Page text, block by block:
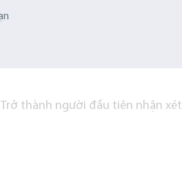
Trở thành người đầu tiên nhận xét